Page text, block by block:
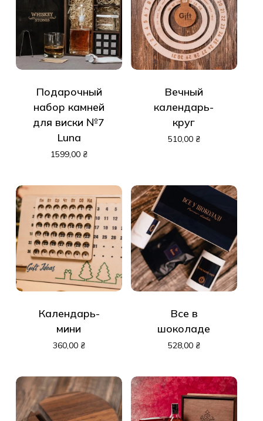
Подарочный
набор камней
для виски №7
Luna
1599,00 ₴
Вечный
календарь-
круг
510,00 ₴
Календарь-
мини
360,00 ₴
Все в
шоколаде
528,00 ₴